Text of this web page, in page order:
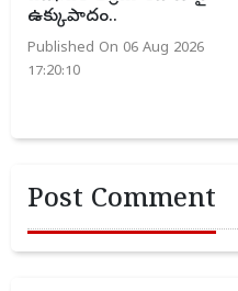
ఉక్కుపాదం..
Published On 06 Aug 2026
17:20:10
Post Comment